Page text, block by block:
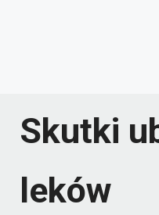
Skutki
leków